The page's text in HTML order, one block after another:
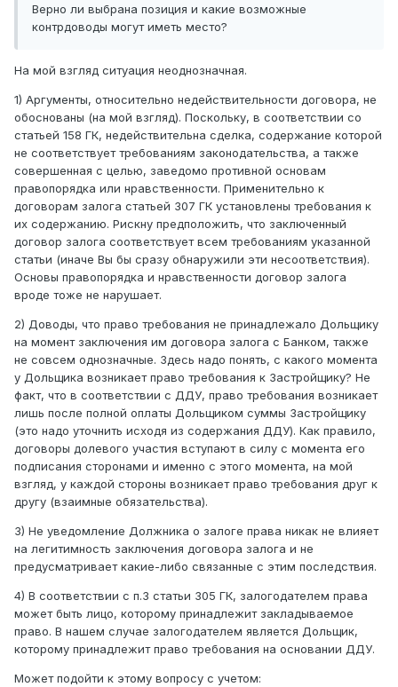
Верно ли выбрана позиция и какие возможные
контрдоводы могут иметь место?
На мой взгляд ситуация неоднозначная.
1) Аргументы, относительно недействительности договора, не
обоснованы (на мой взгляд). Поскольку, в соответствии со
статьей 158 ГК, недействительна сделка, содержание которой
не соответствует требованиям законодательства, а также
совершенная с целью, заведомо противной основам
правопорядка или нравственности. Применительно к
договорам залога статьей 307 ГК установлены требования к
их содержанию. Рискну предположить, что заключенный
договор залога соответствует всем требованиям указанной
статьи (иначе Вы бы сразу обнаружили эти несоответствия).
Основы правопорядка и нравственности договор залога
вроде тоже не нарушает.
2) Доводы, что право требования не принадлежало Дольщику
на момент заключения им договора залога с Банком, также
не совсем однозначные. Здесь надо понять, с какого момента
у Дольщика возникает право требования к Застройщику? Не
факт, что в соответствии с ДДУ, право требования возникает
лишь после полной оплаты Дольщиком суммы Застройщику
(это надо уточнить исходя из содержания ДДУ). Как правило,
договоры долевого участия вступают в силу с момента его
подписания сторонами и именно с этого момента, на мой
взгляд, у каждой стороны возникает право требования друг к
другу (взаимные обязательства).
3) Не уведомление Должника о залоге права никак не влияет
на легитимность заключения договора залога и не
предусматривает какие-либо связанные с этим последствия.
4) В соответствии с п.3 статьи 305 ГК, залогодателем права
может быть лицо, которому принадлежит закладываемое
право. В нашем случае залогодателем является Дольщик,
которому принадлежит право требования на основании ДДУ.
Может подойти к этому вопросу с учетом: